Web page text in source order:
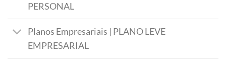
PERSONAL
Planos Empresariais | PLANO LEVE
EMPRESARIAL